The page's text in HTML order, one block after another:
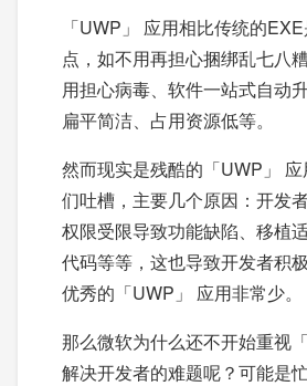
「UWP」 应用相比传统的
点，如不用再担心捆绑乱七八
用担心病毒、软件一站式自动
扁平简洁、占用资源低等。
然而现实是残酷的「UWP」
们吐槽，主要几个原因：开发
权限受限导致功能缺陷、移植
代码等等，这也导致开发者积
优秀的「UWP」 应用非常少。
那么微软为什么还不开始重视
解决开发者的难题呢？可能是